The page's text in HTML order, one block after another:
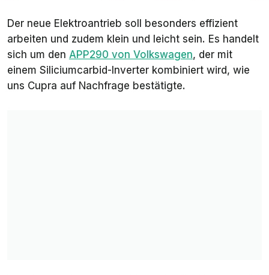
Max. Ladeleistung
AC/DC
11 / 50
kW
11 / 88
kW
11 / 105 kW
DC-Ladedauer
10–80 %
23 min 23 min 24 min
Der neue Elektroantrieb soll besonders effizient
arbeiten und zudem klein und leicht sein. Es handelt
sich um den APP290 von Volkswagen, der mit
einem Siliciumcarbid-Inverter kombiniert wird, wie
uns Cupra auf Nachfrage bestätigte.